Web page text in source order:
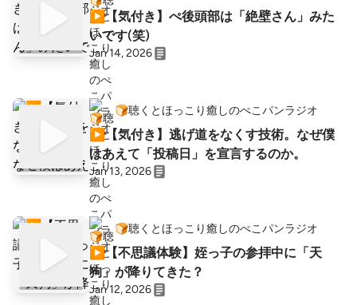
▶︎【気付き】ぺ後頭部は「絶壁さん」みた
いです(笑)
Jan 14, 2026
🍞聴くとほっこり癒しのぺこパンラジオ
▶︎【気付き】逃げ道をなくす技術。なぜ僕
はあえて「投稿日」を宣言するのか。
Jan 13, 2026
🍞聴くとほっこり癒しのぺこパンラジオ
▶︎【不思議体験】姪っ子の参拝中に「天
狗」が降りてきた？
Jan 12, 2026